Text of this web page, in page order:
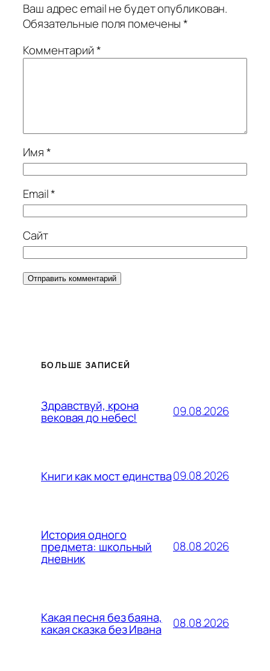
Ваш адрес email не будет опубликован.
Обязательные поля помечены*
Комментарий*
Имя*
Email*
Сайт
БОЛЬШЕ ЗАПИСЕЙ
Здравствуй, крона
вековая до небес! 09.08.2026
Книги как мост единства09.08.2026
История одного
предмета: школьный
дневник
08.08.2026
Какая песня без баяна,
какая сказка без Ивана 08.08.2026